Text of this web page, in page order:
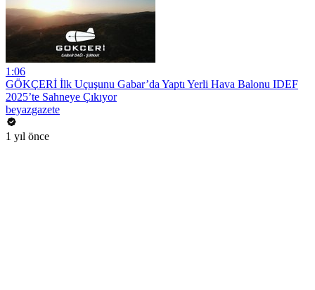
1:06
GÖKÇERİ İlk Uçuşunu Gabar’da Yaptı Yerli Hava Balonu IDEF
2025’te Sahneye Çıkıyor
beyazgazete
1 yıl önce